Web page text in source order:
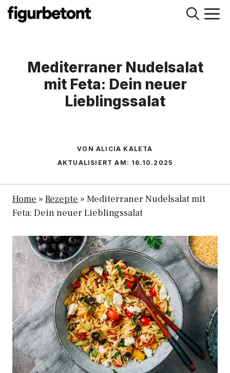
Zum
Inhalt
Mediterraner Nudelsalat
mit Feta: Dein neuer
Lieblingssalat
VON ALICIA KALETA
AKTUALISIERT AM: 16.10.2025
Home » Rezepte » Mediterraner Nudelsalat mit
Feta: Dein neuer Lieblingssalat